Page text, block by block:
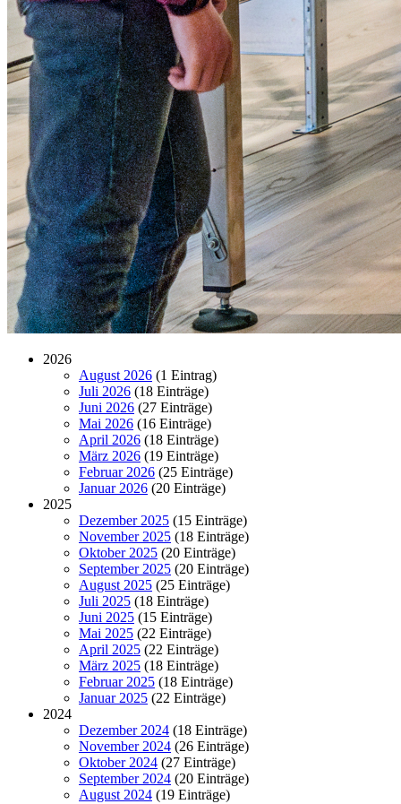
2026
August 2026 (1 Eintrag)
Juli 2026 (18 Einträge)
Juni 2026 (27 Einträge)
Mai 2026 (16 Einträge)
April 2026 (18 Einträge)
März 2026 (19 Einträge)
Februar 2026 (25 Einträge)
Januar 2026 (20 Einträge)
2025
Dezember 2025 (15 Einträge)
November 2025 (18 Einträge)
Oktober 2025 (20 Einträge)
September 2025 (20 Einträge)
August 2025 (25 Einträge)
Juli 2025 (18 Einträge)
Juni 2025 (15 Einträge)
Mai 2025 (22 Einträge)
April 2025 (22 Einträge)
März 2025 (18 Einträge)
Februar 2025 (18 Einträge)
Januar 2025 (22 Einträge)
2024
Dezember 2024 (18 Einträge)
November 2024 (26 Einträge)
Oktober 2024 (27 Einträge)
September 2024 (20 Einträge)
August 2024 (19 Einträge)